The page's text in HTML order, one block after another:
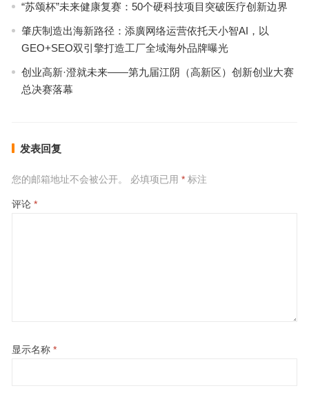
“苏颂杯”未来健康复赛：50个硬科技项目突破医疗创新边界
肇庆制造出海新路径：添廣网络运营依托天小智AI，以
GEO+SEO双引擎打造工厂全域海外品牌曝光
创业高新·澄就未来——第九届江阴（高新区）创新创业大赛
总决赛落幕
发表回复
您的邮箱地址不会被公开。 必填项已用 *标注
评论 *
显示名称 *